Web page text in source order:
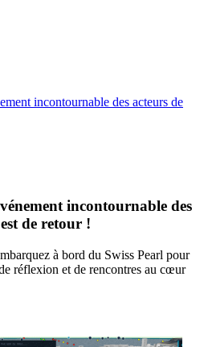
incontournable des
de retour !
à bord du Swiss Pearl pour
réflexion et de rencontres au cœur